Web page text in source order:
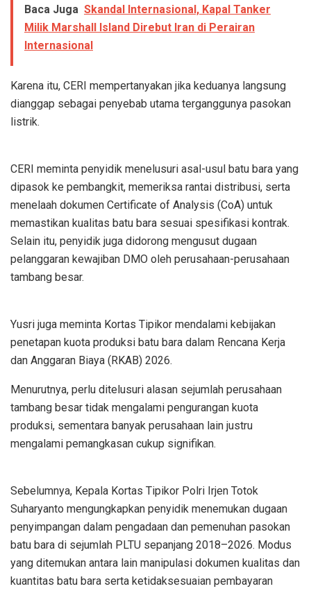
Baca Juga Skandal Internasional, Kapal Tanker
Milik Marshall Island Direbut Iran di Perairan
Internasional
Karena itu, CERI mempertanyakan jika keduanya langsung
dianggap sebagai penyebab utama terganggunya pasokan
listrik.
CERI meminta penyidik menelusuri asal-usul batu bara yang
dipasok ke pembangkit, memeriksa rantai distribusi, serta
menelaah dokumen Certificate of Analysis (CoA) untuk
memastikan kualitas batu bara sesuai spesifikasi kontrak.
Selain itu, penyidik juga didorong mengusut dugaan
pelanggaran kewajiban DMO oleh perusahaan-perusahaan
tambang besar.
Yusri juga meminta Kortas Tipikor mendalami kebijakan
penetapan kuota produksi batu bara dalam Rencana Kerja
dan Anggaran Biaya (RKAB) 2026.
Menurutnya, perlu ditelusuri alasan sejumlah perusahaan
tambang besar tidak mengalami pengurangan kuota
produksi, sementara banyak perusahaan lain justru
mengalami pemangkasan cukup signifikan.
Sebelumnya, Kepala Kortas Tipikor Polri Irjen Totok
Suharyanto mengungkapkan penyidik menemukan dugaan
penyimpangan dalam pengadaan dan pemenuhan pasokan
batu bara di sejumlah PLTU sepanjang 2018–2026. Modus
yang ditemukan antara lain manipulasi dokumen kualitas dan
kuantitas batu bara serta ketidaksesuaian pembayaran